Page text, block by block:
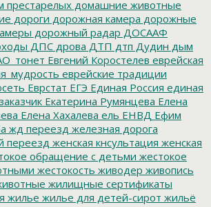
престарелых домашние животные
дороги дорожная камера дорожные
дорожный радар ДОСААФ
ДПС дрова ДТП дтп Дудин дым
Евгений Коростелев еврейская
еврейские традиции
Еврстат ЕГЭ Единая Россия единая
Екатерина Румянцева Елена
Елена Хахалева ель ЕНВД Ефим
жд переезд железная дорога
переезд женская кнсультация женская
обращение с детьми жестокое
жестокость живодер живопись
жилищные сертификаты
жилье жилье для детей-сирот жильё